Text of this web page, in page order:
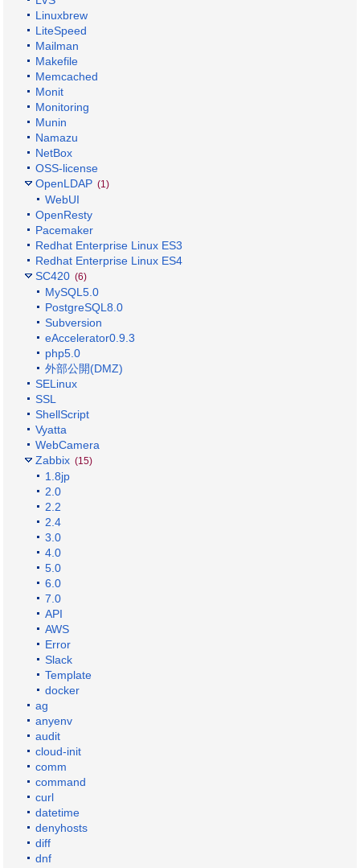
Linuxbrew
LiteSpeed
Mailman
Makefile
Memcached
Monit
Monitoring
Munin
Namazu
NetBox
OSS-license
OpenLDAP (1)
WebUI
OpenResty
Pacemaker
Redhat Enterprise Linux ES3
Redhat Enterprise Linux ES4
SC420 (6)
MySQL5.0
PostgreSQL8.0
Subversion
eAccelerator0.9.3
php5.0
外部公開(DMZ)
SELinux
SSL
ShellScript
Vyatta
WebCamera
Zabbix (15)
1.8jp
2.0
2.2
2.4
3.0
4.0
5.0
6.0
7.0
API
AWS
Error
Slack
Template
docker
ag
anyenv
audit
cloud-init
comm
command
curl
datetime
denyhosts
diff
dnf